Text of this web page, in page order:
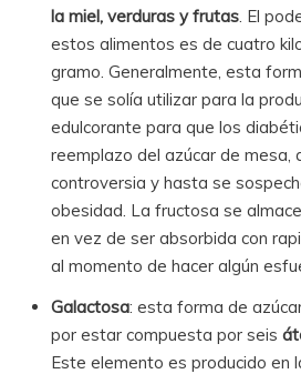
la miel, verduras y frutas . El
estos alimentos es de cuatro
gramo. Generalmente, esta
que se solía utilizar para la
edulcorante para que los
reemplazo del azúcar de mesa,
controversia y hasta se
obesidad. La fructosa se
en vez de ser absorbida con
al momento de hacer algún
Galactosa: esta forma de
por estar compuesta por seis
Este elemento es producido en